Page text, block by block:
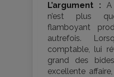
L’argument : A
n’est plus
flamboyant
autrefois.
comptable, lui
grand des
excellente